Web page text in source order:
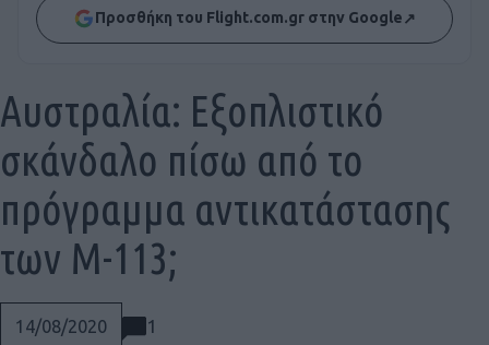
Προσθήκη του Flight.com.gr στην Google↗
14/08/2020 1
Αυστραλία: Εξοπλιστικό
σκάνδαλο πίσω από το
πρόγραμμα αντικατάστασης
των Μ-113;